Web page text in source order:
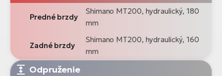
Predné brzdy
Shimano MT200, hydraulický, 180
mm
Zadné brzdy
Shimano MT200, hydraulický, 160
mm
Odpruženie